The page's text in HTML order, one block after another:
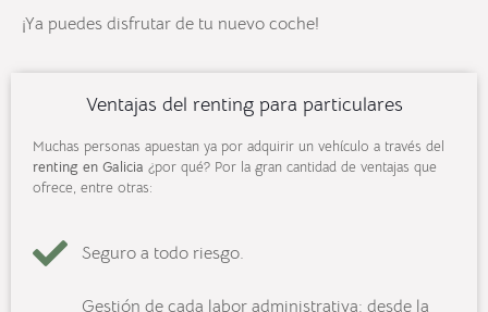
¡Ya puedes disfrutar de tu nuevo coche!
Ventajas del renting para particulares
Muchas personas apuestan ya por adquirir un vehículo a través del
renting en Galicia ¿por qué? Por la gran cantidad de ventajas que
ofrece, entre otras:
Seguro a todo riesgo.
Gestión de cada labor administrativa: desde la